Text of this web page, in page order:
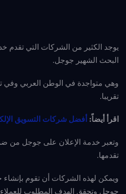
يوجد الكثير من الشركات التي تقدم
البحث الشهير جوجل.
وهي متواجدة في الوطن العربي وفي
تقريبا.
اقرأ أيضاً: أفضل شركات التسويق
وتعبر خدمة الإعلان على جوجل من
تقدمها.
ويمكن لهذه الشركات أن تقوم
جوجل وتحقق الهدف المطلوب